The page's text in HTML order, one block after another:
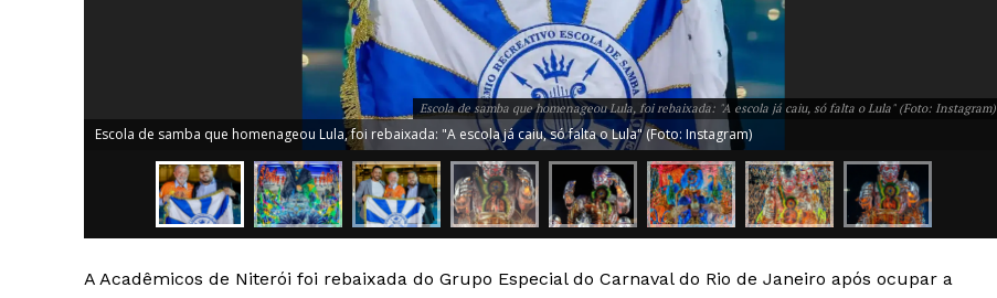
Escola de samba que homenageou Lula, foi rebaixada: "A escola já caiu, só falta o Lula" (Foto: Instagram)
Escola de samba que homenageou Lula, foi rebaixada: "A escola já caiu, só falta o Lula" (Foto: Instagram)
A Acadêmicos de Niterói foi rebaixada do Grupo Especial do Carnaval do Rio de Janeiro após ocupar a